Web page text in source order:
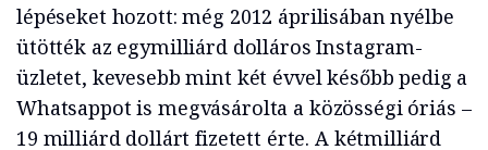
lépéseket hozott: még 2012 áprilisában nyélbe
ütötték az egymilliárd dolláros Instagram-
üzletet, kevesebb mint két évvel később pedig a
Whatsappot is megvásárolta a közösségi óriás –
19 milliárd dollárt fizetett érte. A kétmilliárd